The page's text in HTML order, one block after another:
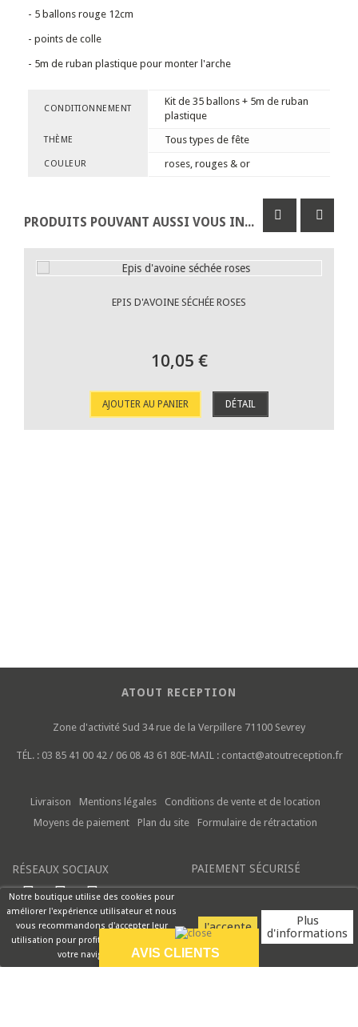
Notre boutique utilise des cookies pour
améliorer l'expérience utilisateur et nous
vous recommandons d'accepter leur
utilisation pour profiter pleinement de
votre navigation.
Plus
d'informations
- 5 ballons rouge 12cm
- points de colle
- 5m de ruban plastique pour monter l'arche
CONDITIONNEMENT
Kit de 35 ballons + 5m de ruban
plastique
THÈME Tous types de fête
COULEUR roses, rouges & or
PRODUITS POUVANT AUSSI VOUS INTÉRESSER
EPIS D'AVOINE SÉCHÉE ROSES
10,05 €
AJOUTER AU PANIER DÉTAIL
ATOUT RECEPTION
Zone d'activité Sud 34 rue de la Verpillere 71100 Sevrey
TÉL. : 03 85 41 00 42 / 06 08 43 61 80E-MAIL : contact@atoutreception.fr
Livraison Mentions légales
Conditions de vente et de location
Moyens de paiement
Plan du site Formulaire de rétractation
RÉSEAUX SOCIAUX PAIEMENT SÉCURISÉ
AVIS CLIENTS